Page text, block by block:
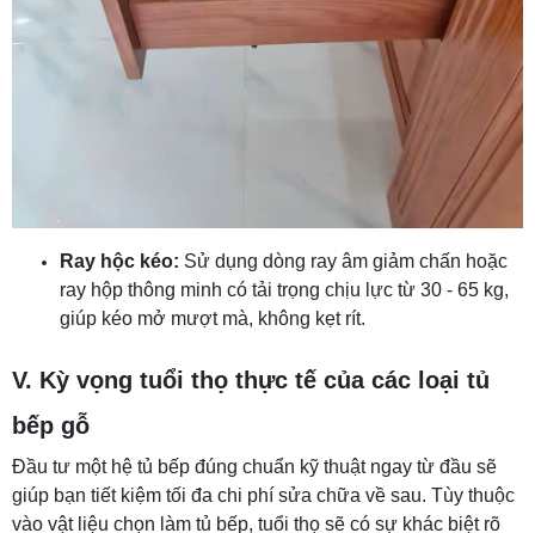
Ray hộc kéo: Sử dụng dòng ray âm giảm chấn hoặc
ray hộp thông minh có tải trọng chịu lực từ 30 - 65 kg,
giúp kéo mở mượt mà, không kẹt rít.
V. Kỳ vọng tuổi thọ thực tế của các loại tủ
bếp gỗ
Đầu tư một hệ tủ bếp đúng chuẩn kỹ thuật ngay từ đầu sẽ
giúp bạn tiết kiệm tối đa chi phí sửa chữa về sau. Tùy thuộc
vào vật liệu chọn làm tủ bếp, tuổi thọ sẽ có sự khác biệt rõ